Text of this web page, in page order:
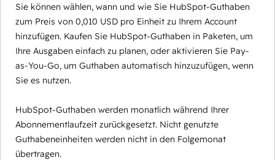
Sie können wählen, wann und wie Sie HubSpot-Guthaben
zum Preis von 0,010 USD pro Einheit zu Ihrem Account
hinzufügen. Kaufen Sie HubSpot-Guthaben in Paketen, um
Ihre Ausgaben einfach zu planen, oder aktivieren Sie Pay-
as-You-Go, um Guthaben automatisch hinzuzufügen, wenn
Sie es nutzen.
HubSpot-Guthaben werden monatlich während Ihrer
Abonnementlaufzeit zurückgesetzt. Nicht genutzte
Guthabeneinheiten werden nicht in den Folgemonat
übertragen.